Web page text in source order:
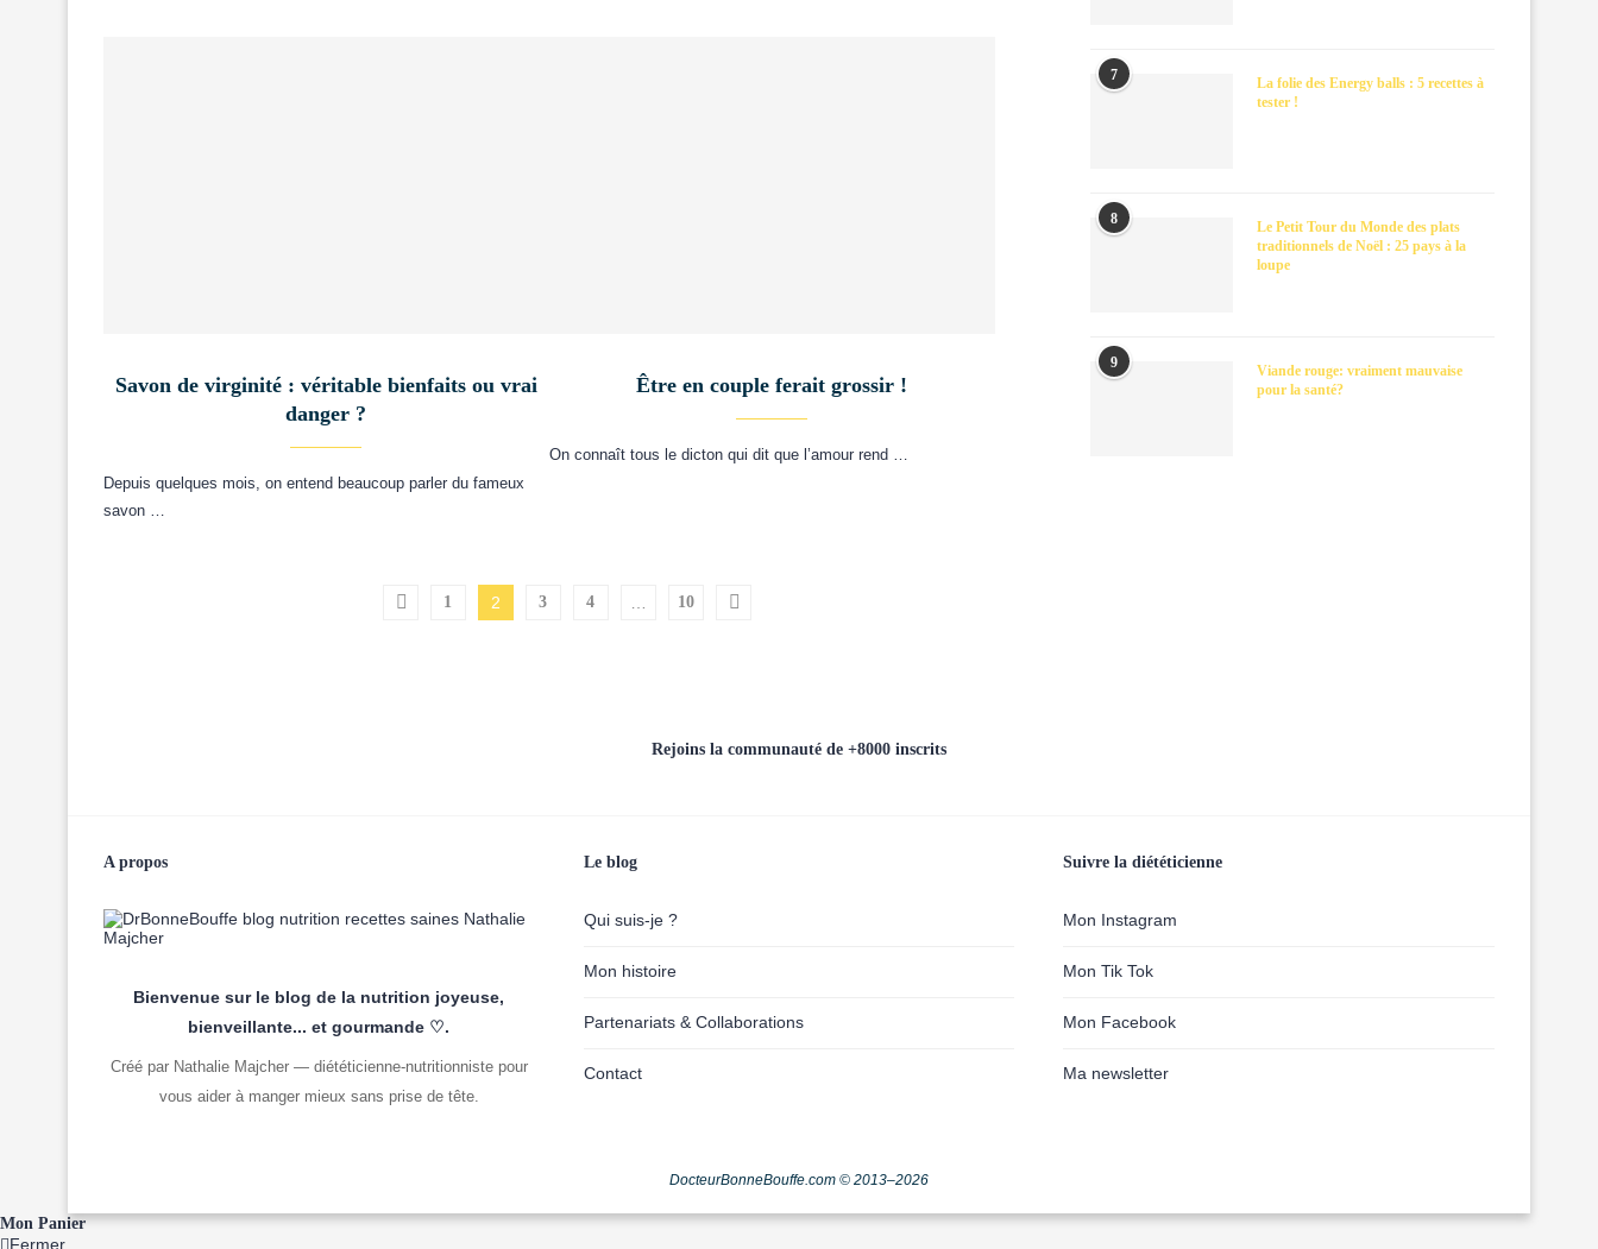
Savon de virginité : véritable bienfaits ou vrai
danger ?
Depuis quelques mois, on entend beaucoup parler du fameux
savon …
Être en couple ferait grossir !
On connaît tous le dicton qui dit que l’amour rend …
1 2 3 4 10
7
La folie des Energy balls : 5 recettes à
tester !
8
Le Petit Tour du Monde des plats
traditionnels de Noël : 25 pays à la
loupe
9
Viande rouge: vraiment mauvaise
pour la santé?
Rejoins la communauté de +8000 inscrits
A propos
Bienvenue sur le blog de la nutrition joyeuse,
bienveillante... et gourmande ♡.
Créé par Nathalie Majcher — diététicienne-nutritionniste pour
vous aider à manger mieux sans prise de tête.
Le blog
Qui suis-je ?
Mon histoire
Partenariats & Collaborations
Contact
Suivre la diététicienne
Mon Instagram
Mon Tik Tok
Mon Facebook
Ma newsletter
DocteurBonneBouffe.com © 2013–2026
Mon Panier
Fermer